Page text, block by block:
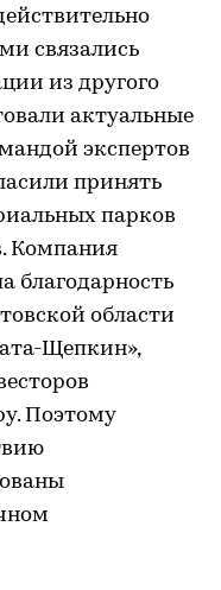
связались
из другого
актуальные
экспертов
принять
парков
Компания
благодарность
области
Щепкин»,
Поэтому